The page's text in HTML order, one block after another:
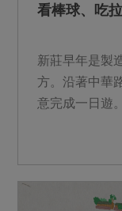
看棒球、吃
新莊早年是製
方。沿著中華
意完成一日遊。